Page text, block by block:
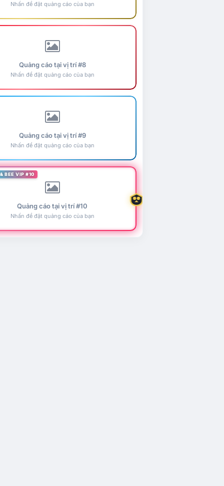
Nhấn để đặt quảng cáo của bạn
Quảng cáo tại vị trí #8
Nhấn để đặt quảng cáo của bạn
Quảng cáo tại vị trí #9
Nhấn để đặt quảng cáo của bạn
BEE VIP #10
Quảng cáo tại vị trí #10
Nhấn để đặt quảng cáo của bạn